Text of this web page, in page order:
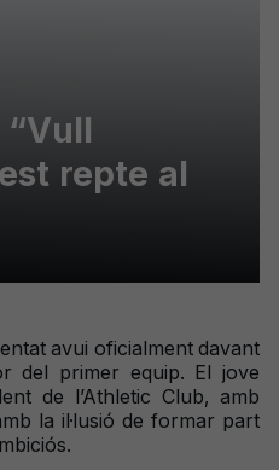
“Vull
repte al
avui oficialment davant
del primer equip. El jove
de l’Athletic Club, amb
la il·lusió de formar part